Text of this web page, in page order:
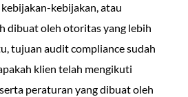
kebijakan, atau
dibuat oleh otoritas yang lebih
tujuan audit compliance sudah
klien telah mengikuti
peraturan yang dibuat oleh